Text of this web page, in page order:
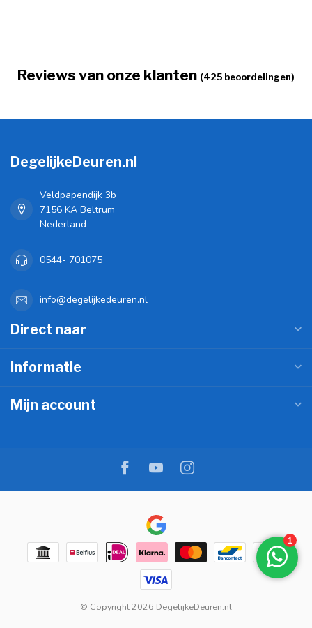
Reviews van onze klanten (425 beoordelingen)
DegelijkeDeuren.nl
Veldpapendijk 3b
7156 KA Beltrum
Nederland
0544- 701075
info@degelijkedeuren.nl
Direct naar
Informatie
Mijn account
© Copyright 2026 DegelijkeDeuren.nl